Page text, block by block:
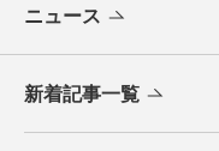
ニュース
新着記事一覧